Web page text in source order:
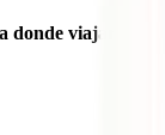
donde viajar en